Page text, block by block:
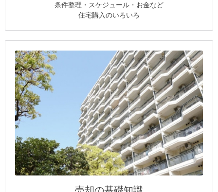
条件整理・スケジュール・お金など
住宅購入のいろいろ